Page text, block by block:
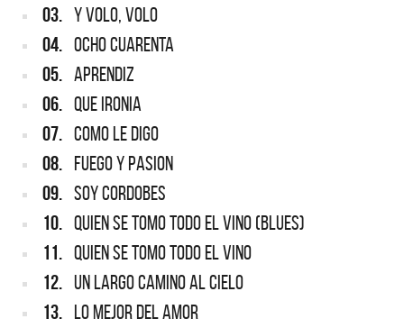
03. Y VOLO, VOLO
04. OCHO CUARENTA
05. APRENDIZ
06. QUE IRONIA
07. COMO LE DIGO
08. FUEGO Y PASION
09. SOY CORDOBES
10. QUIEN SE TOMO TODO EL VINO (BLUES)
11. QUIEN SE TOMO TODO EL VINO
12. UN LARGO CAMINO AL CIELO
13. LO MEJOR DEL AMOR